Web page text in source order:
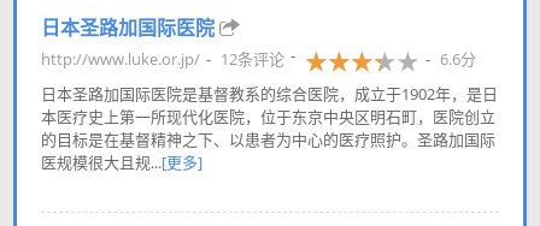
日本圣路加国际医院
http://www.luke.or.jp/ 12条评论
6.6分
日本圣路加国际医院是基督教系的综合医院，成立于1902年，是日
本医疗史上第一所现代化医院，位于东京中央区明石町，医院创立
的目标是在基督精神之下、以患者为中心的医疗照护。圣路加国际
医规模很大且规...[更多]